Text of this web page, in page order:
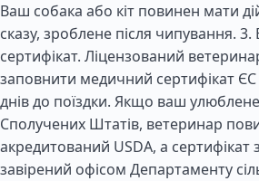
Ваш собака або кіт повинен мати
сказу, зроблене після чипування.
сертифікат. Ліцензований
заповнити медичний сертифікат ЄС
днів до поїздки. Якщо ваш
Сполучених Штатів, ветеринар
акредитований USDA, а сертифікат
завірений офісом Департаменту